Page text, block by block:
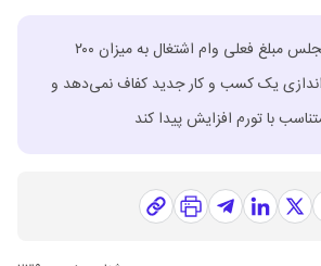
طبق اعلام نمایندگان مجلس مبلغ فعلی وام اشتغال به میزان ۲۰۰
یک کسب و کار جدید کفاف نمی‌دهد و
با تورم افزایش پیدا کند